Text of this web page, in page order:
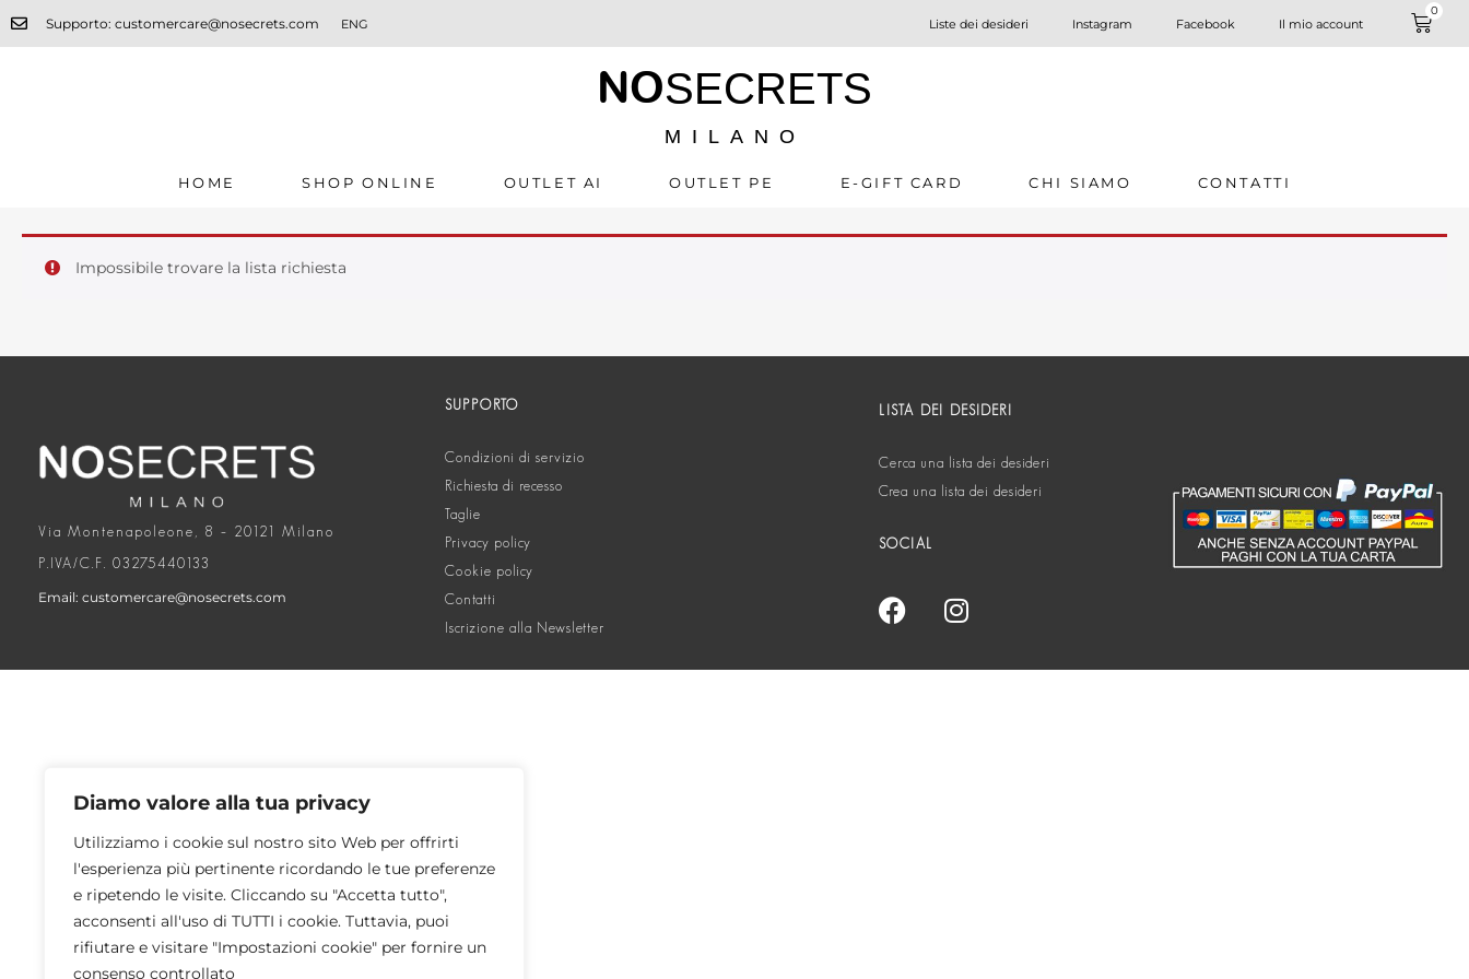
Diamo valore alla tua privacy
Utilizziamo i cookie sul nostro sito Web per offrirti
l'esperienza più pertinente ricordando le tue preferenze
e ripetendo le visite. Cliccando su "Accetta tutto",
acconsenti all'uso di TUTTI i cookie. Tuttavia, puoi
rifiutare e visitare "Impostazioni cookie" per fornire un
consenso controllato
Supporto: customercare@nosecrets.com ENG Liste dei desideri Instagram Facebook Il mio account
0
NOSECRETS
MILANO
HOME SHOP ONLINE OUTLET AI OUTLET PE E-GIFT CARD CHI SIAMO CONTATTI
Impossibile trovare la lista richiesta
Via Montenapoleone, 8 – 20121 Milano
P.IVA/C.F. 03275440133
Email: customercare@nosecrets.com
SUPPORTO
Condizioni di servizio
Richiesta di recesso
Taglie
Privacy policy
Cookie policy
Contatti
Iscrizione alla Newsletter
LISTA DEI DESIDERI
Cerca una lista dei desideri
Crea una lista dei desideri
SOCIAL